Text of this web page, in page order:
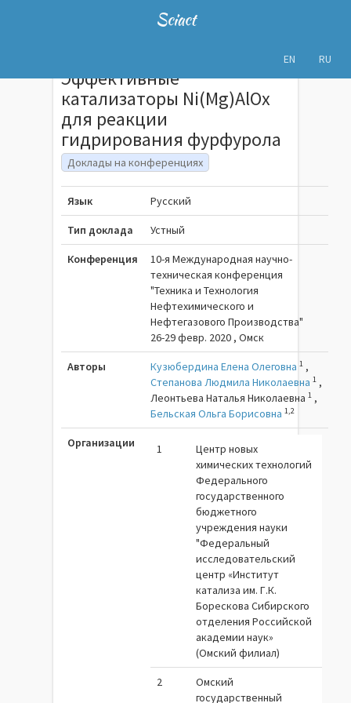
Sciact
EN RU
Эффективные
катализаторы Ni(Mg)AlOx
для реакции
гидрирования фурфурола
Доклады на конференциях
Язык Русский
Тип доклада Устный
Конференция
10-я Международная научно-
техническая конференция
"Техника и Технология
Нефтехимического и
Нефтегазового Производства"
26-29 февр. 2020 , Омск
Авторы Кузюбердина Елена Олеговна 1 ,
Степанова Людмила Николаевна 1 ,
Леонтьева Наталья Николаевна1 ,
Бельская Ольга Борисовна 1,2
Организации 1
Центр новых
химических технологий
Федерального
государственного
бюджетного
учреждения науки
"Федеральный
исследовательский
центр «Институт
катализа им. Г.К.
Борескова Сибирского
отделения Российской
академии наук»
(Омский филиал)
2
Омский
государственный